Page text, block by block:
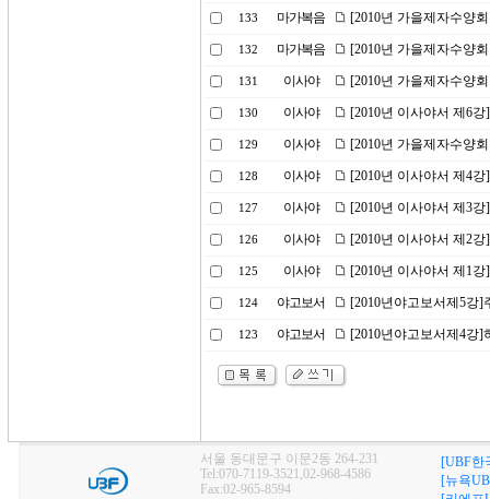
133 마가복음 [2010년 가을제자수양
132 마가복음 [2010년 가을제자수양
131 이사야 [2010년 가을제자수양
130 이사야 [2010년 이사야서 제6
129 이사야 [2010년 가을제자수양
128 이사야 [2010년 이사야서 제4
127 이사야 [2010년 이사야서 제3
126 이사야 [2010년 이사야서 제2
125 이사야 [2010년 이사야서 제1
124 야고보서 [2010년야고보서제5강
123 야고보서 [2010년야고보서제4강]
서울 동대문구 이문2동 264-231
Tel:070-7119-3521,02-968-4586
Fax:02-965-8594
[UBF한
[뉴욕